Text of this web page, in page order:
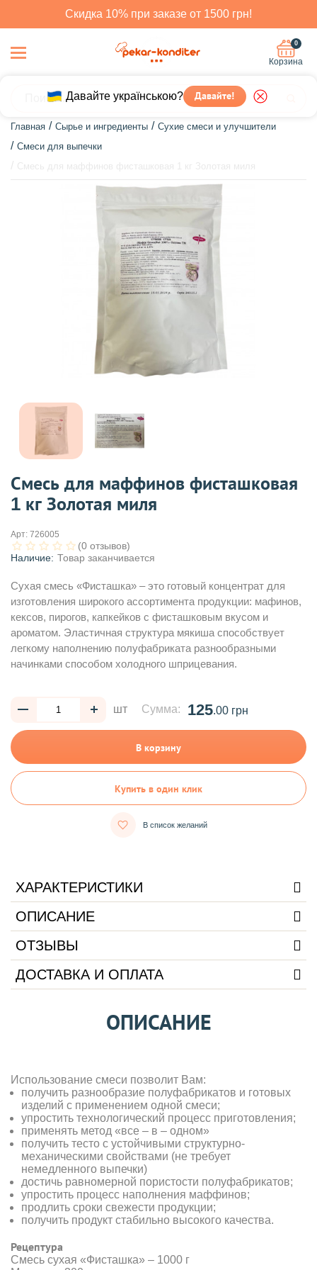
Скидка 10% при заказе от 1500 грн!
Давайте українською? Давайте!
0
Корзина
Главная Сырье и ингредиенты
Сухие смеси и улучшители
Смеси для выпечки
Смесь для маффинов фисташковая
1 кг Золотая миля
Арт: 726005
(0 отзывов)
Наличие: Товар заканчивается
Сухая смесь «Фисташка» – это готовый концентрат для
изготовления широкого ассортимента продукции: мафинов,
кексов, пирогов, капкейков с фисташковым вкусом и
ароматом. Эластичная структура мякиша способствует
легкому наполнению полуфабриката разнообразными
начинками способом холодного шприцевания.
шт Сумма: 125.00 грн
В корзину
Купить в один клик
В список желаний
ХАРАКТЕРИСТИКИ
ОПИСАНИЕ
ОТЗЫВЫ
ДОСТАВКА И ОПЛАТА
ОПИСАНИЕ
Использование смеси позволит Вам:
получить разнообразие полуфабрикатов и готовых
изделий с применением одной смеси;
упростить технологический процесс приготовления;
применять метод «все – в – одном»
получить тесто с устойчивыми структурно-
механическими свойствами (не требует
немедленного выпечки)
достичь равномерной пористости полуфабрикатов;
упростить процесс наполнения маффинов;
продлить сроки свежести продукции;
получить продукт стабильно высокого качества.
Рецептура
Смесь сухая «Фисташка» – 1000 г